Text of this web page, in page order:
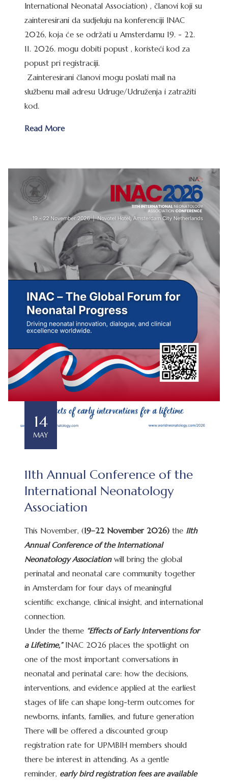
International Neonatal Association) , članovi koji su
zainteresirani da sudjeluju na konferenciji INAC
2026, koja će se održati u Amsterdamu 19. - 22.
11. 2026. mogu dobiti popust , koristeći kod za
popust pri registraciji.
Zainteresirani članovi mogu poslati mail na
službenu mail adresu Udruge/Udruženja i zatražiti
kod.
Read More
14
MAY
11th Annual Conference of the
International Neonatology
Association
This November, (19–22 November 2026)the 11th
Annual Conference of the International
Neonatology Associationwill bring the global
perinatal and neonatal care community together
in Amsterdam for four days of meaningful
scientific exchange, clinical insight, and international
connection.
Under the theme “Effects of Early Interventions for
a Lifetime,”INAC 2026 places the spotlight on
one of the most important conversations in
neonatal and perinatal care: how the decisions,
interventions, and evidence applied at the earliest
stages of life can shape long-term outcomes for
newborns, infants, families, and future generation
There will be offered a discounted group
registration rate for UPMBIH members should
there be interest in attending. As a gentle
reminder, early bird registration fees are available